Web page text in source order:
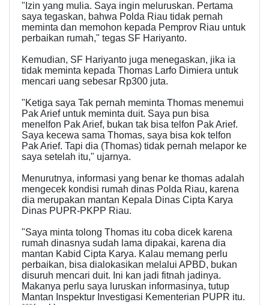
"Izin yang mulia. Saya ingin meluruskan. Pertama
saya tegaskan, bahwa Polda Riau tidak pernah
meminta dan memohon kepada Pemprov Riau untuk
perbaikan rumah," tegas SF Hariyanto.
Kemudian, SF Hariyanto juga menegaskan, jika ia
tidak meminta kepada Thomas Larfo Dimiera untuk
mencari uang sebesar Rp300 juta.
"Ketiga saya Tak pernah meminta Thomas menemui
Pak Arief untuk meminta duit. Saya pun bisa
menelfon Pak Arief, bukan tak bisa telfon Pak Arief.
Saya kecewa sama Thomas, saya bisa kok telfon
Pak Arief. Tapi dia (Thomas) tidak pernah melapor ke
saya setelah itu," ujarnya.
Menurutnya, informasi yang benar ke thomas adalah
mengecek kondisi rumah dinas Polda Riau, karena
dia merupakan mantan Kepala Dinas Cipta Karya
Dinas PUPR-PKPP Riau.
"Saya minta tolong Thomas itu coba dicek karena
rumah dinasnya sudah lama dipakai, karena dia
mantan Kabid Cipta Karya. Kalau memang perlu
perbaikan, bisa dialokasikan melalui APBD, bukan
disuruh mencari duit. Ini kan jadi fitnah jadinya.
Makanya perlu saya luruskan informasinya, tutup
Mantan Inspektur Investigasi Kementerian PUPR itu.